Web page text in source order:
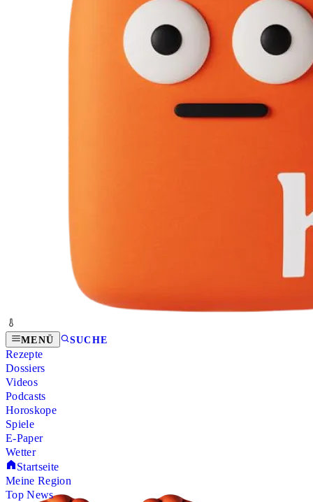
MENÜ SUCHE
Rezepte
Dossiers
Videos
Podcasts
Horoskope
Spiele
E-Paper
Wetter
Startseite
Meine Region
Top News